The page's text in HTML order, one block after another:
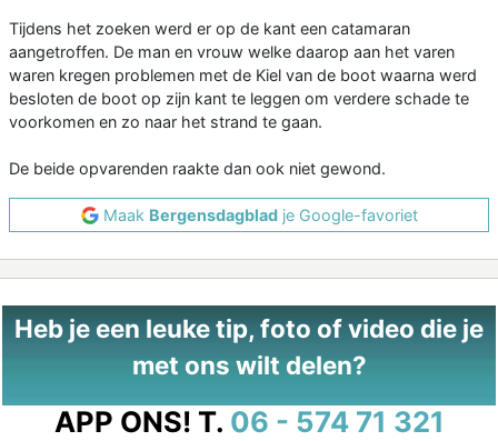
Tijdens het zoeken werd er op de kant een catamaran
aangetroffen. De man en vrouw welke daarop aan het varen
waren kregen problemen met de Kiel van de boot waarna werd
besloten de boot op zijn kant te leggen om verdere schade te
voorkomen en zo naar het strand te gaan.
De beide opvarenden raakte dan ook niet gewond.
Maak Bergensdagbladje Google-favoriet
Heb je een leuke tip, foto of video die je
met ons wilt delen?
APP ONS! T. 06 - 574 71 321